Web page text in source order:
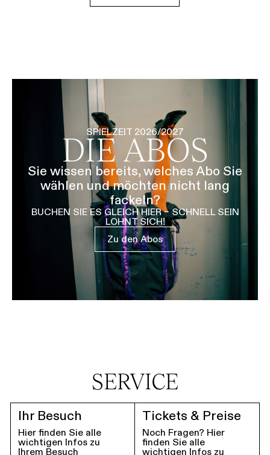
SPIELZEIT 2026/2027
DIE ABOS
Sie wissen bereits, welches Abo Sie
wählen und möchten nicht lang
fackeln?
BUCHEN SIE ES GLEICH HIER – SCHNELL SEIN
LOHNT SICH!
Zu den Abos
SERVICE
Ihr Besuch
Hier finden Sie alle
wichtigen Infos zu
Ihrem Besuch
Tickets & Preise
Noch Fragen? Hier
finden Sie alle
wichtigen Infos zu